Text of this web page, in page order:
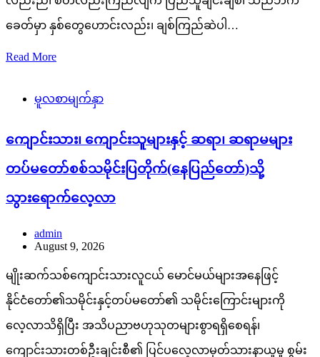
ခေတ်မှာ နှစ်တွေဟောင်းလည်း၊ ချစ်ကြည်ဆဲပါ…
Read More
မူလစာမျက်နှာ
ကျောင်းသား၊ ကျောင်းသူများနှင့် ဆရာ၊ ဆရာမများ
တပ်မတော်စစ်သမိုင်းပြတိုက်(နေပြည်တော်)သို့
သွားရောက်လေ့လာ
admin
August 9, 2026
မျိုးဆက်သစ်ကျောင်းသားလူငယ် မောင်မယ်များအနေဖြင့်
နိုင်ငံတော်၏သမိုင်းနှင့်တပ်မတော်၏ သမိုင်းကြောင်းများကို
လေ့လာသိရှိပြီး အသိပညာဗဟုသုတများစွာရရှိစေရန်၊
ကျောင်းသားတစ်ဦးချင်းစီ၏ ပြင်ပလေ့လာမှတ်သားနာယူမှု စွမ်း